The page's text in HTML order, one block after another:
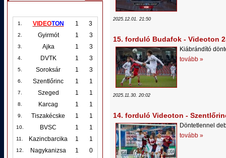
1. VIDEOTON 1 3
2. Gyirmót 1 3
3. Ajka 1 3
4. DVTK 1 3
5. Soroksár 1 3
6. Szentlőrinc 1 1
7. Szeged 1 1
8. Karcag 1 1
9. Tiszakécske 1 1
10. BVSC 1 1
11. Kazincbarcika 1 1
12. Nagykanizsa 1 0
2025.12.01. 21:50
15. forduló Budafok - Videoton
Kiábrándító
tovább »
2025.11.30. 20:02
14. forduló Videoton -
Döntetlennel
tovább »